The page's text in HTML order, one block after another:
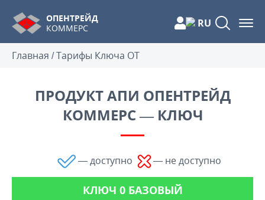
ОПЕНТРЕЙД
КОММЕРС
RU
Главная /Тарифы Ключа ОТ
ПРОДУКТ АПИ ОПЕНТРЕЙД
КОММЕРС — КЛЮЧ
—доступно — не доступно
КЛЮЧ 0 БАЗОВЫЙ